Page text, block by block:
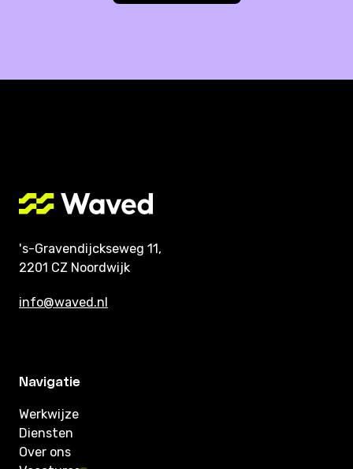
's-Gravendijckseweg 11,
2201 CZ Noordwijk
info@waved.nl
Navigatie
Werkwijze
Diensten
Over ons